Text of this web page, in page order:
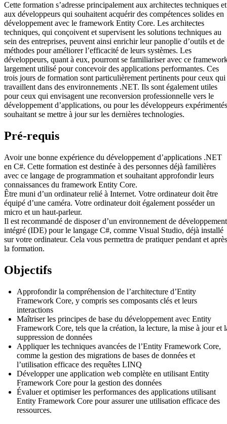
Cette formation s’adresse principalement aux architectes techniques et
aux développeurs qui souhaitent acquérir des compétences solides en
développement avec le framework Entity Core. Les architectes
techniques, qui conçoivent et supervisent les solutions techniques au
sein des entreprises, peuvent ainsi enrichir leur panoplie d’outils et de
méthodes pour améliorer l’efficacité de leurs systèmes. Les
développeurs, quant à eux, pourront se familiariser avec ce
largement utilisé pour concevoir des applications performantes. Ces
trois jours de formation sont particulièrement pertinents pour ceux qui
travaillent dans des environnements .NET. Ils sont également utiles
pour ceux qui envisagent une reconversion professionnelle vers le
développement d’applications, ou pour les développeurs expérimentés
souhaitant se mettre à jour sur les dernières technologies.
Pré-requis
Avoir une bonne expérience du développement d’applications .NET
en C#. Cette formation est destinée à des personnes déjà familières
avec ce langage de programmation et souhaitant approfondir leurs
connaissances du framework Entity Core.
Être muni d’un ordinateur relié à Internet. Votre ordinateur doit être
équipé d’une caméra. Votre ordinateur doit également posséder un
micro et un haut-parleur.
Il est recommandé de disposer d’un environnement de développement
intégré (IDE) pour le langage C#, comme Visual Studio, déjà installé
sur votre ordinateur. Cela vous permettra de pratiquer pendant et après
la formation.
Objectifs
Approfondir la compréhension de l’architecture d’Entity
Framework Core, y compris ses composants clés et leurs
interactions
Maîtriser les principes de base du développement avec Entity
Framework Core, tels que la création, la lecture, la mise à jour et
suppression de données
Appliquer les techniques avancées de l’Entity Framework Core,
comme la gestion des migrations de bases de données et
l’utilisation efficace des requêtes LINQ
Développer une application web complète en utilisant Entity
Framework Core pour la gestion des données
Évaluer et optimiser les performances des applications utilisant
Entity Framework Core pour assurer une utilisation efficace des
ressources.